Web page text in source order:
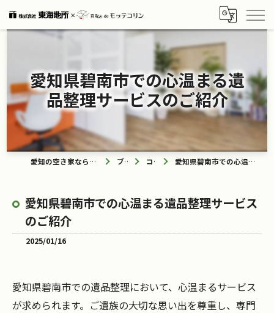
愛知県碧南市での心温まる遺
品整理サービスのご紹介
愛知の空き家なら買取ル de モッテコリン ブログ コラム 愛知県碧南市での心温まる遺品整理サービスのご紹介
愛知県碧南市での心温まる遺品整理サービス
のご紹介
2025/01/16
愛知県碧南市での遺品整理において、心温まるサービス
が求められます。ご遺族の大切な思い出を尊重し、専門